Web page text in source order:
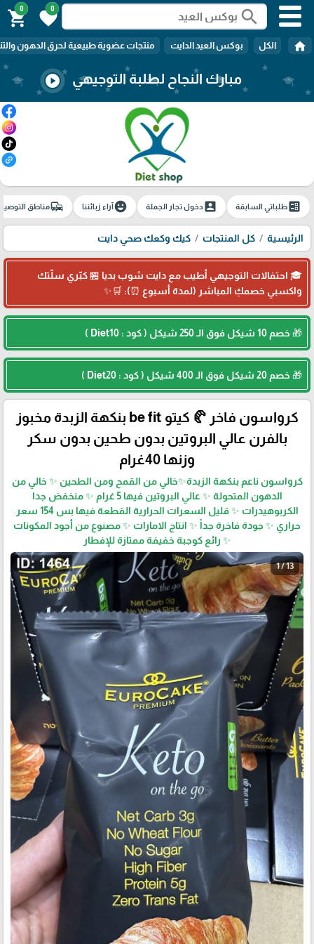
search
0
favorite
0
shopping_cart
home الكل بوكس العيد الدايت منتجات عضوية طبيعية لحرق الدهون
مبارك النجاح لطلبة التوجيهي play_circle
ballotطلباتي السابقة account_boxدخول تجار الجملة emoji_emotionsآراء زبائننا commuteمناطق
الرئيسية كل المنتجات كيك وكعك صحي دايت
🎓 احتفالات التوجيهي أطيب مع دايت شوب بديا 🏪 كبّري سلّتك
واكسبي خصمكِ المباشر (لمدة أسبوع ⏰): 🛒✨
🎁 خصم 10 شيكل فوق الـ 250 شيكل ( كود : Diet10 )
🎁 خصم 20 شيكل فوق الـ 400 شيكل ( كود : Diet20 )
كرواسون فاخر 🥐 كيتو be fit بنكهة الزبدة مخبوز
بالفرن عالي البروتين بدون طحين بدون سكر
وزنها 40غرام
كرواسون ناعم بنكهة الزبدة✨خالي من القمح ومن الطحين ✨ خالي من
الدهون المتحولة ✨ عالي البروتين فيها 5 غرام ✨ منخفض جدا
الكربوهيدرات ✨ قليل السعرات الحرارية القطعة فيها بس 154 سعر
حراري ✨ جودة فاخرة جداً ✨ انتاج الامارات ✨ مصنوع من أجود المكونات
✨ رائع كوجبة خفيفة ممتازة للإفطار
1 / 13